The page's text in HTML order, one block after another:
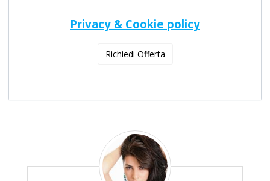
Privacy & Cookie policy